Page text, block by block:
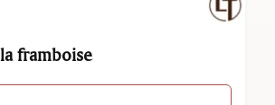
framboise